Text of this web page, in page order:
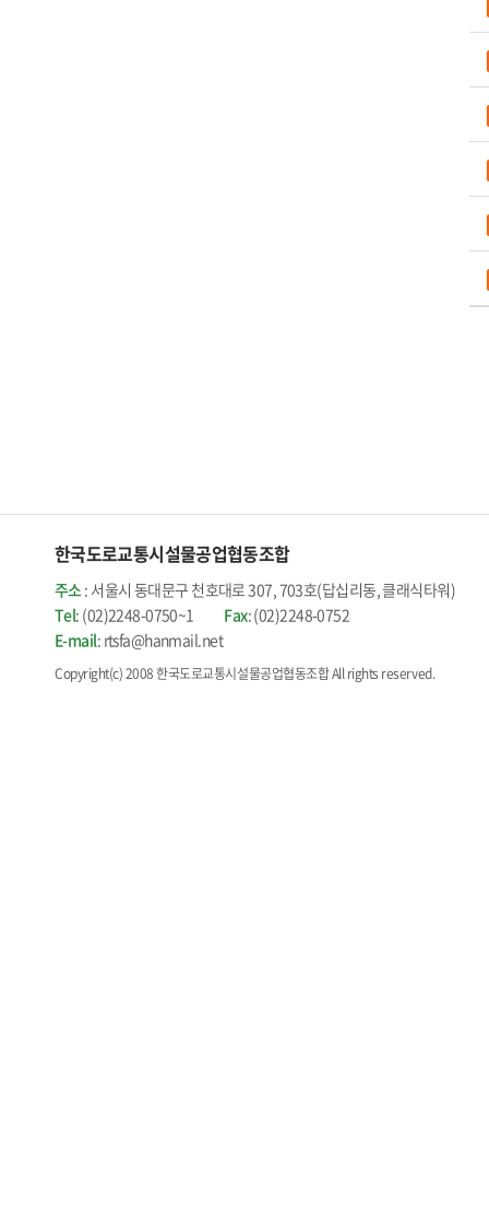
한국도로교통시설물공업협동조합
주소: 서울시 동대문구 천호대로 307, 703호(답십리동, 클래식타워)
Tel: (02)2248-0750~1 Fax: (02)2248-0752
E-mail: rtsfa@hanmail.net
Copyright(c) 2008 한국도로교통시설물공업협동조합 All rights reserved.